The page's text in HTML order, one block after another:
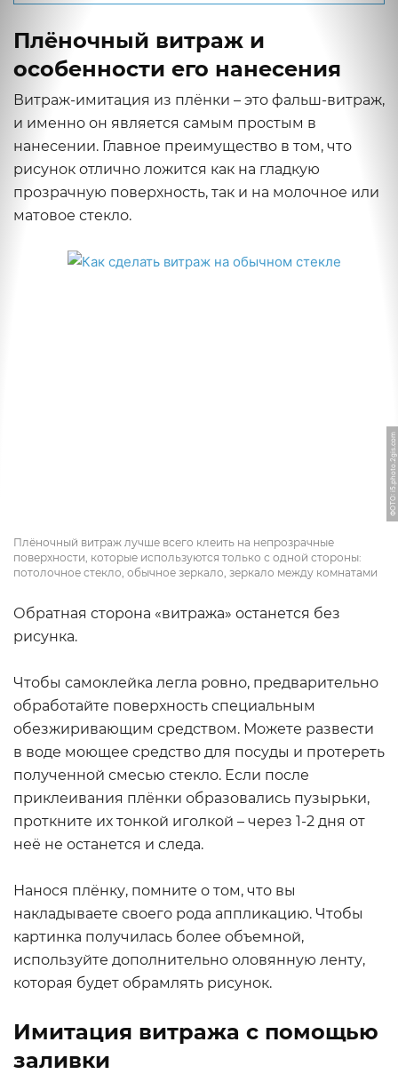
Плёночный витраж и
особенности его нанесения
Витраж-имитация из плёнки – это фальш-витраж,
и именно он является самым простым в
нанесении. Главное преимущество в том, что
рисунок отлично ложится как на гладкую
прозрачную поверхность, так и на молочное или
матовое стекло.
ФОТО: i5.photo.2gis.com
Плёночный витраж лучше всего клеить на непрозрачные
поверхности, которые используются только с одной стороны:
потолочное стекло, обычное зеркало, зеркало между комнатами
Обратная сторона «витража» останется без
рисунка.
Чтобы самоклейка легла ровно, предварительно
обработайте поверхность специальным
обезжиривающим средством. Можете развести
в воде моющее средство для посуды и протереть
полученной смесью стекло. Если после
приклеивания плёнки образовались пузырьки,
проткните их тонкой иголкой – через 1-2 дня от
неё не останется и следа.
Нанося плёнку, помните о том, что вы
накладываете своего рода аппликацию. Чтобы
картинка получилась более объемной,
используйте дополнительно оловянную ленту,
которая будет обрамлять рисунок.
Имитация витража с помощью
заливки